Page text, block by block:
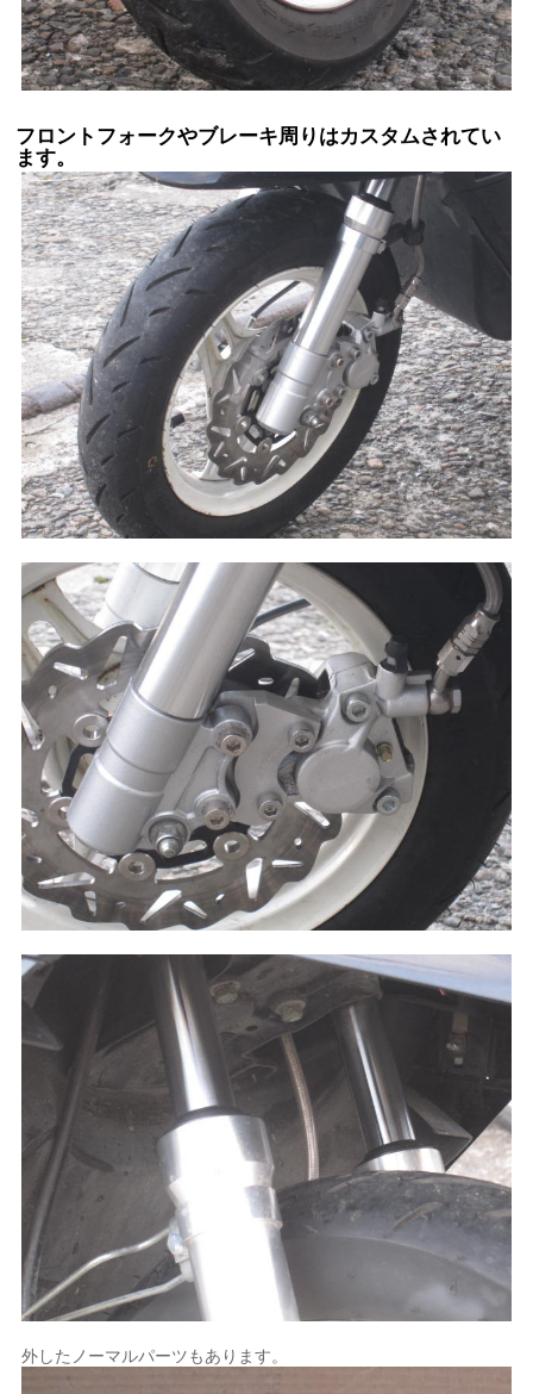
フロントフォークやブレーキ周りはカスタムされてい
ます。
外したノーマルパーツもあります。